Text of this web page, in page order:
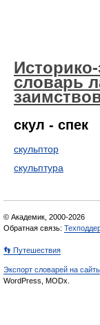
словарь
скул - спек
скульптор
скульптура
© Академик, 2000-2026
Обратная связь:
👣 Путешествия
Экспорт словарей на
WordPress, MODx.